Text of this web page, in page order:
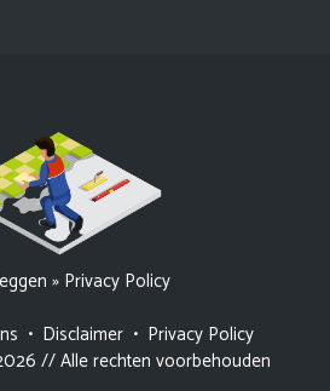
» Privacy Policy
• Disclaimer • Privacy Policy
// Alle rechten voorbehouden